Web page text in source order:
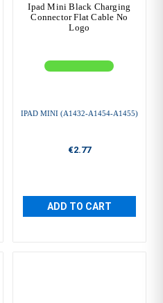
Ipad Mini Black Charging
Connector Flat Cable No
Logo
IPAD MINI (A1432-A1454-A1455)
€2.77
ADD TO CART